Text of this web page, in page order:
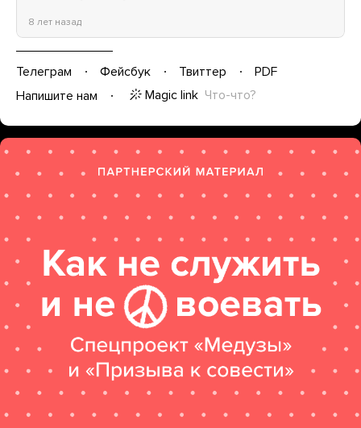
8 лет назад
Телеграм Фейсбук Твиттер
PDF
Напишите нам
Magic link Что-что?